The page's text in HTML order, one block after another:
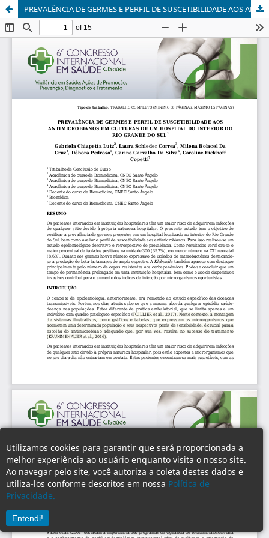
Utilizamos cookies para garantir que será proporcionada a
melhor experiência ao usuário enquanto visita o nosso site.
Ao navegar pelo site, você autoriza a coleta destes dados e
utiliza-los conforme descritos em nossa Política de
Privacidade.
Entendi!
PREVALÊNCIA DE GERMES E PERFIL DE SUSCETIBILIDADE AOS ANTIMICROBIANOS EM CULTURAS DE UM HOSPITAL DO INTERIOR DO RIO GRANDE DO SUL